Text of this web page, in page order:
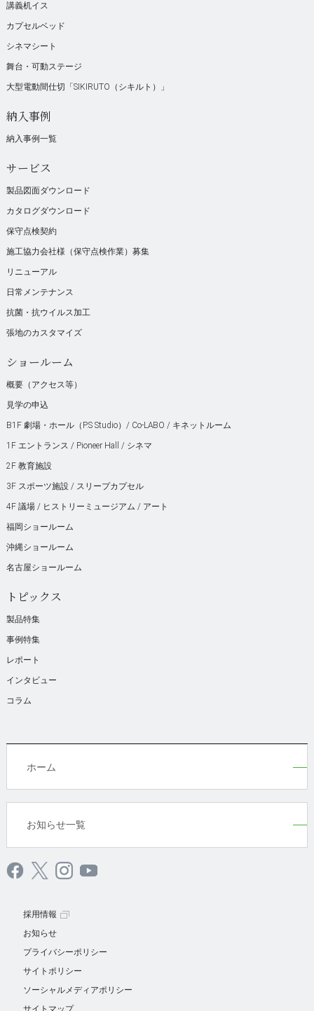
講義机イス
カプセルベッド
シネマシート
舞台・可動ステージ
大型電動間仕切「SIKIRUTO（シキルト）」
納入事例
納入事例一覧
サービス
製品図面ダウンロード
カタログダウンロード
保守点検契約
施工協力会社様（保守点検作業）募集
リニューアル
日常メンテナンス
抗菌・抗ウイルス加工
張地のカスタマイズ
ショールーム
概要（アクセス等）
見学の申込
B1F 劇場・ホール（P.S Studio）/ Co-LABO / キネットルーム
1F エントランス / Pioneer Hall / シネマ
2F 教育施設
3F スポーツ施設 / スリープカプセル
4F 議場 / ヒストリーミュージアム / アート
福岡ショールーム
沖縄ショールーム
名古屋ショールーム
トピックス
製品特集
事例特集
レポート
インタビュー
コラム
ホーム
お知らせ一覧
採用情報
お知らせ
プライバシーポリシー
サイトポリシー
ソーシャルメディアポリシー